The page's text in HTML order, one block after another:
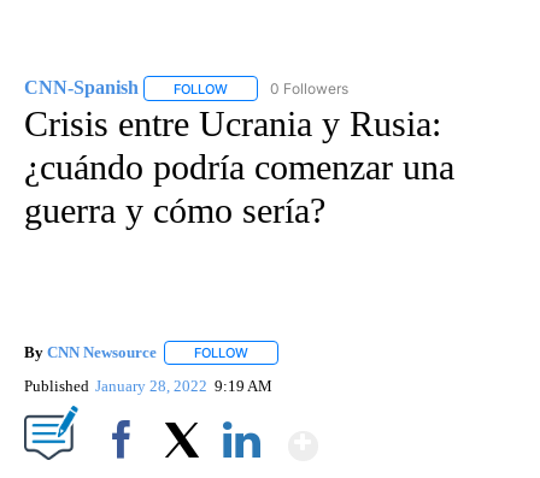
CNN-Spanish FOLLOW FOLLOW "CNN-SPANISH" TO RECEIVE
0 Followers
Crisis entre Ucrania y Rusia:
¿cuándo podría comenzar una
guerra y cómo sería?
By CNN Newsource FOLLOW
Published January 28, 2022 9:19 AM